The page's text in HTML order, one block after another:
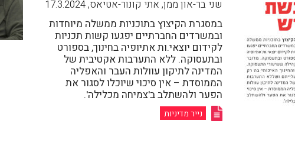
שני בר-און ממן, אתי קונור-אטיאס,
17.3.2024
במסגרת הקיצוץ בתוכניות ממשלה מיוחדות
ובמשרדים החברתיים יפגעו קשות תכניות
לקידום יוצאי.ות אתיופיה בחינוך, בספורט
ובתעסוקה. ללא התערבות אקטיבית של
המדינה לתיקון עוולות העבר והאפליה
הממוסדת – אין סיכוי שיוכלו לסגור את
הפער ולהשתלב ב'צמיחה מכלילה'.
נייר מדיניות